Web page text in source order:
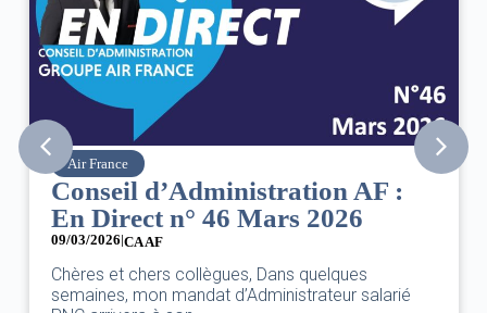
Air France
Conseil d’Administration AF :
En Direct n° 46 Mars 2026
09/03/2026|CA AF
Chères et chers collègues, Dans quelques
semaines, mon mandat d’Administrateur salarié